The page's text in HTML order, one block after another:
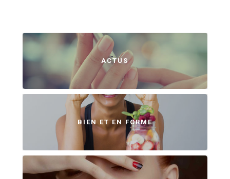
ACTUS
BIEN ET EN FORME